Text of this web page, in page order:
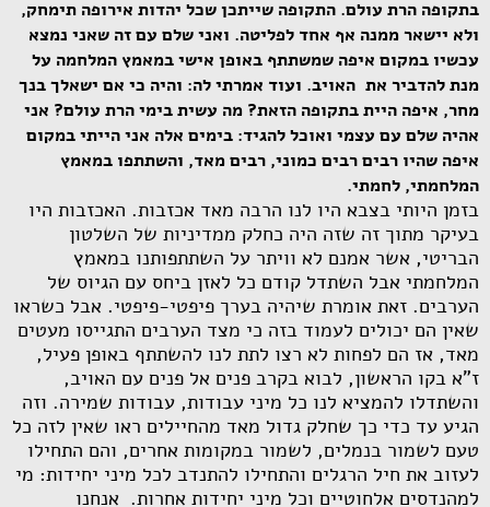
בתקופה הרת עולם. התקופה שייתכן שכל יהדות אירופה תימחק,
ולא יישאר ממנה אף אחד לפליטה. ואני שלם עם זה שאני נמצא
עכשיו במקום איפה שמשתתף באופן אישי במאמץ המלחמה על
מנת להדביר את האויב. ועוד אמרתי לה: והיה כי אם ישאלך בנך
מחר, איפה היית בתקופה הזאת? מה עשית בימי הרת עולם? אני
אהיה שלם עם עצמי ואוכל להגיד: בימים אלה אני הייתי במקום
איפה שהיו רבים רבים כמוני, רבים מאד, והשתתפו במאמץ
המלחמתי, לחמתי.
בזמן היותי בצבא היו לנו הרבה מאד אכזבות. האכזבות היו
בעיקר מתוך זה שזה היה כחלק ממדיניות של השלטון
הבריטי, אשר אמנם לא וויתר על השתתפותנו במאמץ
המלחמתי אבל השתדל קודם כל לאזן ביחס עם הגיוס של
הערבים. זאת אומרת שיהיה בערך פיפטי-פיפטי. אבל כשראו
שאין הם יכולים לעמוד בזה כי מצד הערבים התגייסו מעטים
מאד, אז הם לפחות לא רצו לתת לנו להשתתף באופן פעיל,
ז"א בקו הראשון, לבוא בקרב פנים אל פנים עם האויב,
והשתדלו להמציא לנו כל מיני עבודות, עבודות שמירה. וזה
הגיע עד כדי כך שחלק גדול מאד מהחיילים ראו שאין לזה כל
טעם לשמור בנמלים, לשמור במקומות אחרים, והם התחילו
לעזוב את חיל הרגלים והתחילו להתנדב לכל מיני יחידות: מי
למהנדסים אלחוטיים וכל מיני יחידות אחרות. אנחנו